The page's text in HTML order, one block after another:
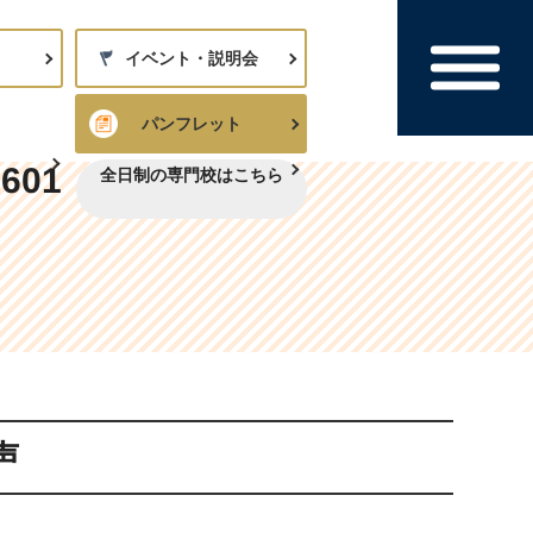
イベント・説明会
パンフレット
全日制の専門校はこちら